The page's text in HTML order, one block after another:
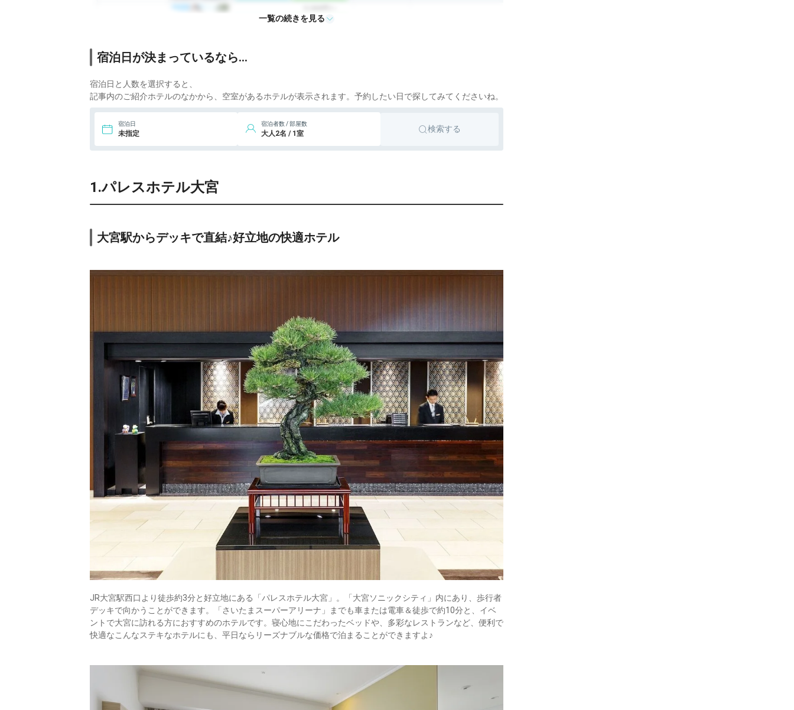
icotto 楽天トラベル
7.
アパホテル さいた
ま新都心駅北
8. 東横インさいたま
新都心
icotto 楽天トラベル
テル 大宮
icotto 楽天トラベル
さいたま、大宮
一覧の続きを見る
宿泊日が決まっているなら…
宿泊日と人数を選択すると、
記事内のご紹介ホテルのなかから、空室があるホテルが表示されます。予約したい日で探してみてくださいね。
宿泊日
未指定
宿泊者数 / 部屋数
大人2名 / 1室 検索する
1.パレスホテル大宮
大宮駅からデッキで直結♪好立地の快適ホテル
JR大宮駅西口より徒歩約3分と好立地にある「パレスホテル大宮」。「大宮ソニックシティ」内にあり、歩行者
デッキで向かうことができます。「さいたまスーパーアリーナ」までも車または電車＆徒歩で約10分と、イベ
ントで大宮に訪れる方におすすめのホテルです。寝心地にこだわったベッドや、多彩なレストランなど、便利で
快適なこんなステキなホテルにも、平⽇ならリーズナブルな価格で泊まることができますよ♪